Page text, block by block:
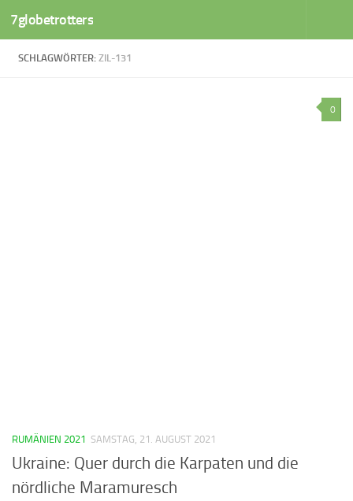
Zum Inhalt springen
7globetrotters
SCHLAGWÖRTER: ZIL-131
0
RUMÄNIEN 2021 SAMSTAG, 21. AUGUST 2021
Ukraine: Quer durch die Karpaten und die
nördliche Maramuresch